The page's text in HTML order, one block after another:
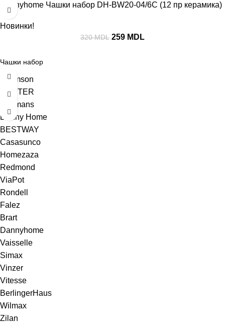
Dannyhome Чашки набор DH-BW20-04/6C (12 пр керамика)
Новинки!
320MDL 259 MDL
Чашки набор
Thomson
MASTER
Hoffmans
Danny Home
BESTWAY
Casasunco
Homezaza
Redmond
ViaPot
Rondell
Falez
Brart
Dannyhome
Vaisselle
Simax
Vinzer
Vitesse
BerlingerHaus
Wilmax
Zilan